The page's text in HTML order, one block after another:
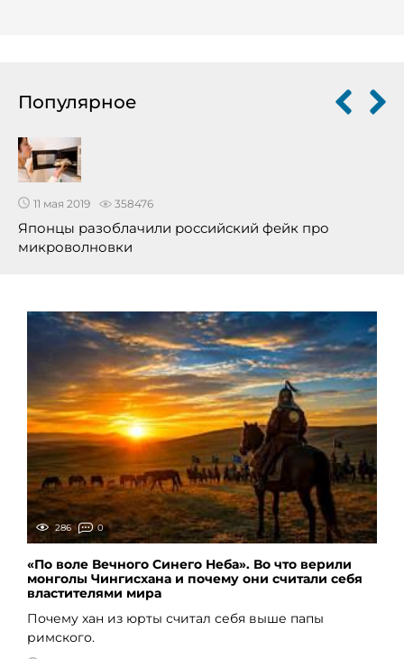
Популярное
11 мая 2019 358476
Японцы разоблачили российский фейк про
микроволновки
286 0
«По воле Вечного Синего Неба». Во что верили
монголы Чингисхана и почему они считали себя
властителями мира
Почему хан из юрты считал себя выше папы
римского.